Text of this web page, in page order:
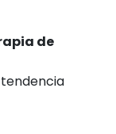
de